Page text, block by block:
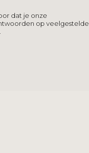
dat je onze
op veelgestelde